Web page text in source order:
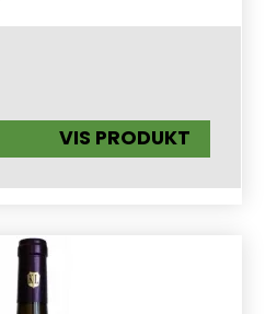
VIS PRODUKT